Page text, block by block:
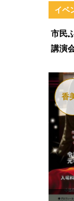
イベ
市民
講演
香